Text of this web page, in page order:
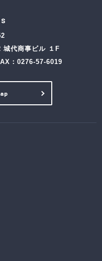
城代商事ビル １F
：0276-57-6019